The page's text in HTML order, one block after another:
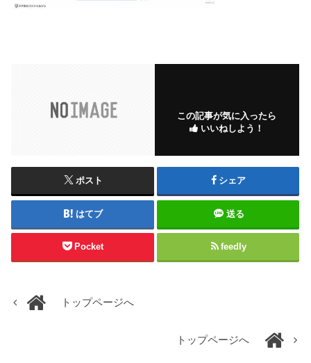
この記事が気に入ったら
いいねしよう！
ポスト シェア
はてブ 送る
Pocket feedly
トップページへ
トップページへ